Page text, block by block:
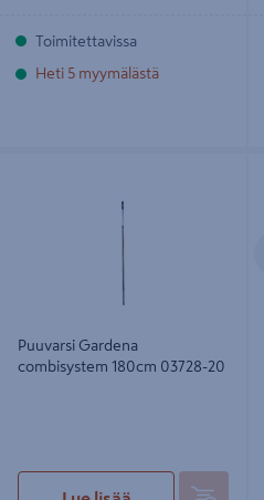
Toimitettavissa
Heti 5 myymälästä
Puuvarsi Gardena
combisystem 180cm 03728-20